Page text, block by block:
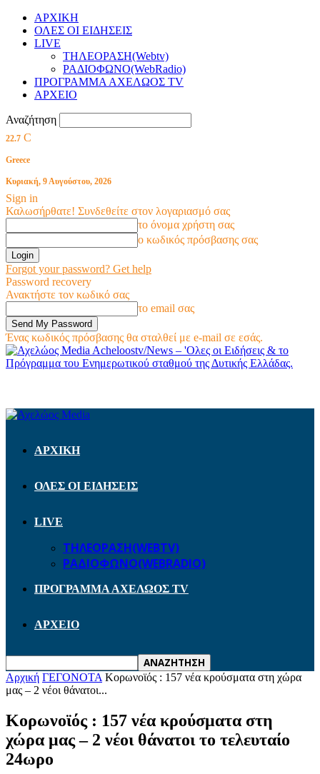
ΑΡΧΙΚΗ
ΟΛΕΣ ΟΙ ΕΙΔΗΣΕΙΣ
LIVE
ΤΗΛΕΟΡΑΣΗ(Webtv)
ΡΑΔΙΟΦΩΝΟ(WebRadio)
ΠΡΟΓΡΑΜΜΑ ΑΧΕΛΩΟΣ TV
ΑΡΧΕΙΟ
Αναζήτηση
22.7 C
Greece
Κυριακή, 9 Αυγούστου, 2026
Sign in
Καλωσήρθατε! Συνδεθείτε στον λογαριασμό σας
το όνομα χρήστη σας
ο κωδικός πρόσβασης σας
Forgot your password? Get help
Password recovery
Ανακτήστε τον κωδικό σας
το email σας
Ένας κωδικός πρόσβασης θα σταλθεί με e-mail σε εσάς.
Acheloostv/News – 'Ολες οι Ειδήσεις & το
Πρόγραμμα του Ενημερωτικού σταθμού της Δυτικής Ελλάδας.
ΑΡΧΙΚΗ
ΟΛΕΣ ΟΙ ΕΙΔΗΣΕΙΣ
LIVE
ΤΗΛΕΟΡΑΣΗ(WEBTV)
ΡΑΔΙΟΦΩΝΟ(WEBRADIO)
ΠΡΟΓΡΑΜΜΑ ΑΧΕΛΩΟΣ TV
ΑΡΧΕΙΟ
Αρχική ΓΕΓΟΝΟΤΑ Κορωνοϊός : 157 νέα κρούσματα στη χώρα
μας – 2 νέοι θάνατοι...
Κορωνοϊός : 157 νέα κρούσματα στη
χώρα μας – 2 νέοι θάνατοι το τελευταίο
24ωρο